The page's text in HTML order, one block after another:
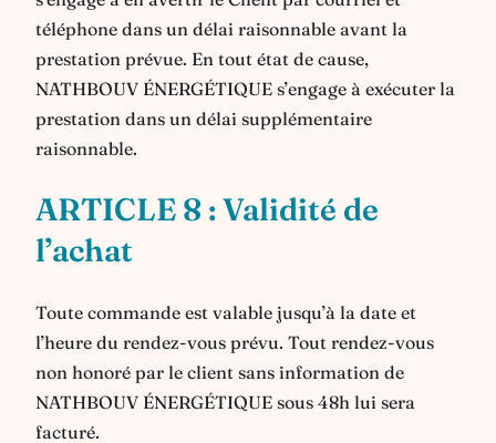
téléphone dans un délai raisonnable avant la
prestation prévue. En tout état de cause,
NATHBOUV ÉNERGÉTIQUE s’engage à exécuter la
prestation dans un délai supplémentaire
raisonnable.
ARTICLE 8 : Validité de
l’achat
Toute commande est valable jusqu’à la date et
l’heure du rendez-vous prévu. Tout rendez-vous
non honoré par le client sans information de
NATHBOUV ÉNERGÉTIQUE sous 48h lui sera
facturé.